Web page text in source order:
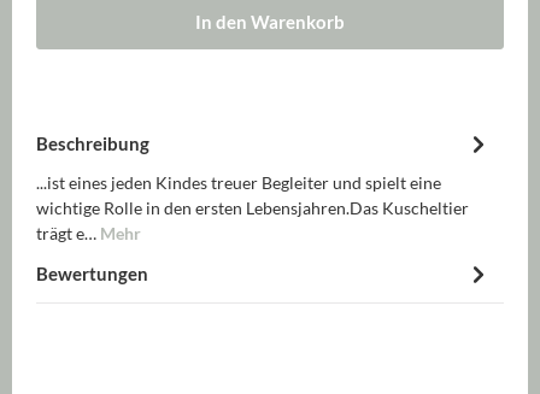
In den Warenkorb
Beschreibung
...ist eines jeden Kindes treuer Begleiter und spielt eine
wichtige Rolle in den ersten Lebensjahren.Das Kuscheltier
trägt e… Mehr
Bewertungen